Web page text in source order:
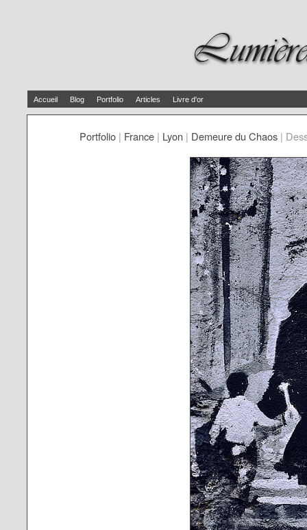
Accueil Blog Portfolio Articles Livre d'or
Portfolio | France | Lyon | Demeure du Chaos |